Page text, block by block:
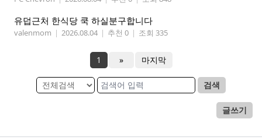
유덥근처 한식당 쿡 하실분구합니다
valenmom | 2026.08.04 | 추천 0 | 조회 335
1 » 마지막
검색
글쓰기